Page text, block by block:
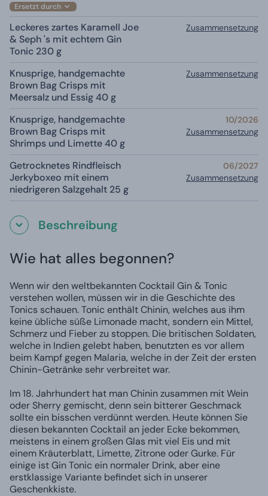
Ersetzt durch
Leckeres zartes Karamell Joe
& Seph 's mit echtem Gin
Tonic 230 g
Zusammensetzung
Knusprige, handgemachte
Brown Bag Crisps mit
Meersalz und Essig 40 g
Zusammensetzung
Knusprige, handgemachte
Brown Bag Crisps mit
Shrimps und Limette 40 g
10/2026
Zusammensetzung
Getrocknetes Rindfleisch
Jerkyboxeo mit einem
niedrigeren Salzgehalt 25 g
06/2027
Zusammensetzung
Beschreibung
Wie hat alles begonnen?
Wenn wir den weltbekannten Cocktail Gin & Tonic
verstehen wollen, müssen wir in die Geschichte des
Tonics schauen. Tonic enthält Chinin, welches aus ihm
keine übliche süße Limonade macht, sondern ein Mittel,
Schmerz und Fieber zu stoppen. Die britischen Soldaten,
welche in Indien gelebt haben, benutzten es vor allem
beim Kampf gegen Malaria, welche in der Zeit der ersten
Chinin-Getränke sehr verbreitet war.
Im 18. Jahrhundert hat man Chinin zusammen mit Wein
oder Sherry gemischt, denn sein bitterer Geschmack
sollte ein bisschen verdünnt werden. Heute können Sie
diesen bekannten Cocktail an jeder Ecke bekommen,
meistens in einem großen Glas mit viel Eis und mit
einem Kräuterblatt, Limette, Zitrone oder Gurke. Für
einige ist Gin Tonic ein normaler Drink, aber eine
erstklassige Variante befindet sich in unserer
Geschenkkiste.